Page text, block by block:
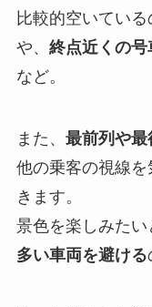
比較的空いている
や、 終点近くの号
など。
また、 最前列や最
他の乗客の視線
きます。
景色を楽しみた
多い車両を避ける